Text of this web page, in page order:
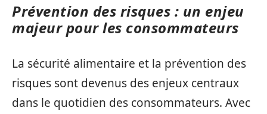
Prévention des risques : un enjeu
majeur pour les consommateurs
La sécurité alimentaire et la prévention des
risques sont devenus des enjeux centraux
dans le quotidien des consommateurs. Avec